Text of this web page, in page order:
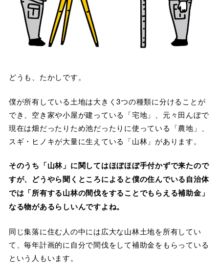
どうも、たかしです。
僕が所有している土地は大きく3つの種類に分けることが
でき、空き家や小屋が建っている「宅地」、元々田んぼで
現在は畑だったりため池だったりに使っている「農地」、
スギ・ヒノキが大量に生えている「山林」があります。
そのうち「山林」に関してはほぼほぼ手付かずで来たので
すが、どうやら聞くところによると僕の住んでいる自治体
では「所有する山林の間伐をすることでもらえる補助金」
なる物があるらしいんですよね。
同じ集落に住む人の中には広大な山林土地を所有してい
て、毎年計画的に自分で間伐をして補助金をもらっている
という人もいます。